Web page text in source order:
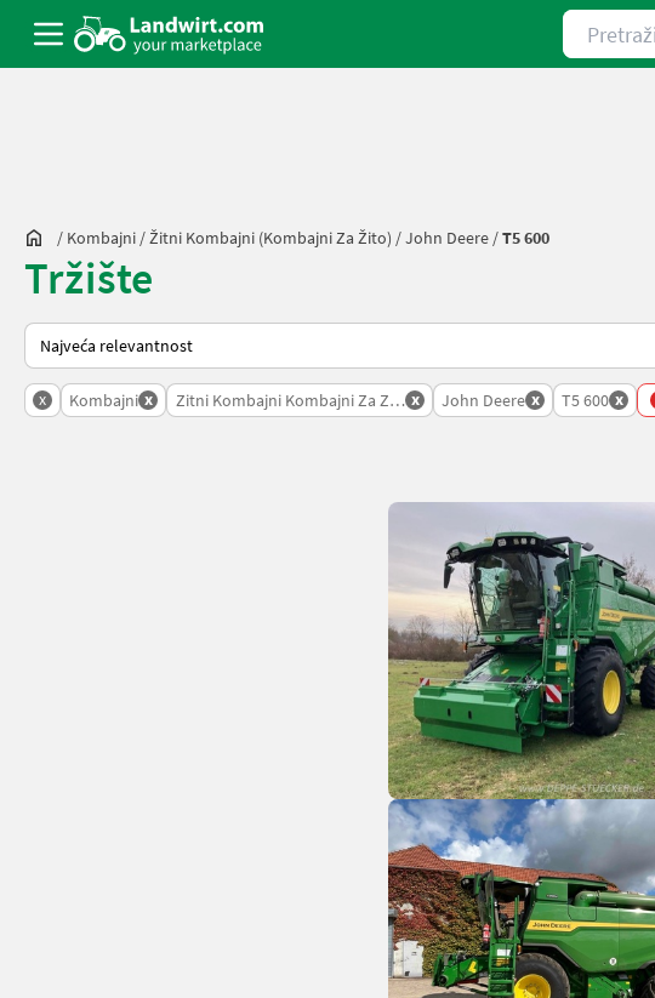
Pretraži
/ Kombajni /Žitni Kombajni (kombajni Za Žito) /John Deere /T5 600
Tržište
Način na koji sortira Landwirt.com
x Kombajni x Zitni Kombajni Kombajni Za Zitox John Deere x T5 600 x